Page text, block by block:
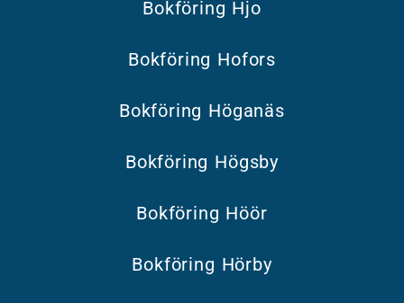
Bokföring Hjo
Bokföring Hofors
Bokföring Höganäs
Bokföring Högsby
Bokföring Höör
Bokföring Hörby